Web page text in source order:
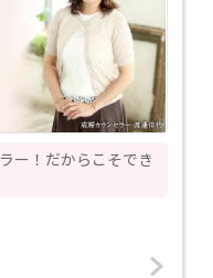
ー！だからこそでき